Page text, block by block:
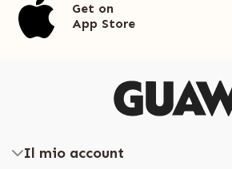
Get on
App Store
Il mio account